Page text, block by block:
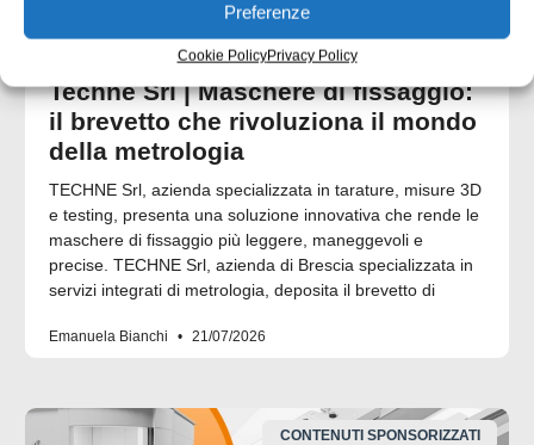
Preferenze
Cookie PolicyPrivacy Policycontenuto sponsorizzato
Techne Srl | Maschere di fissaggio:
il brevetto che rivoluziona il mondo
della metrologia
TECHNE Srl, azienda specializzata in tarature, misure 3D
e testing, presenta una soluzione innovativa che rende le
maschere di fissaggio più leggere, maneggevoli e
precise. TECHNE Srl, azienda di Brescia specializzata in
servizi integrati di metrologia, deposita il brevetto di
Emanuela Bianchi 21/07/2026
CONTENUTI SPONSORIZZATI